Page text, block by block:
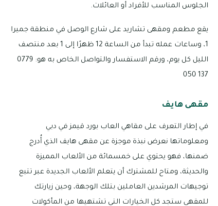
الجلوس المناسب للأفراد أو العائلات.
يقع مطعم ومقهى تشاريد على شارع الوصل في منطقة جميرا
1، وساعات عمله تبدأ من الساعة 12 ظهرًا إلى 1 بعد منتصف
الليل كل يوم، ورقم الاستفسار والتواصل الخاص به هو: 0779
137 050
مقهى هايف
في إطار التعرف على مقاهي العاب بورد قيمز في دبي
ومعلوماتها نعرض نبذة موجزة عن مقهى هايف الذي أُدرج
ضمنها، فهو يحتوي على خمسمائة من الألعاب المميزة
والحديثة، ومتاح للمشترك أن يتعلم الألعاب الجديدة عبر تتبع
توجيهات المرشدين العاملين بتلك الوجهة، وحين زيارتك
للمقهى ستجد كل الخيارات التي تشتهيها من المأكولات